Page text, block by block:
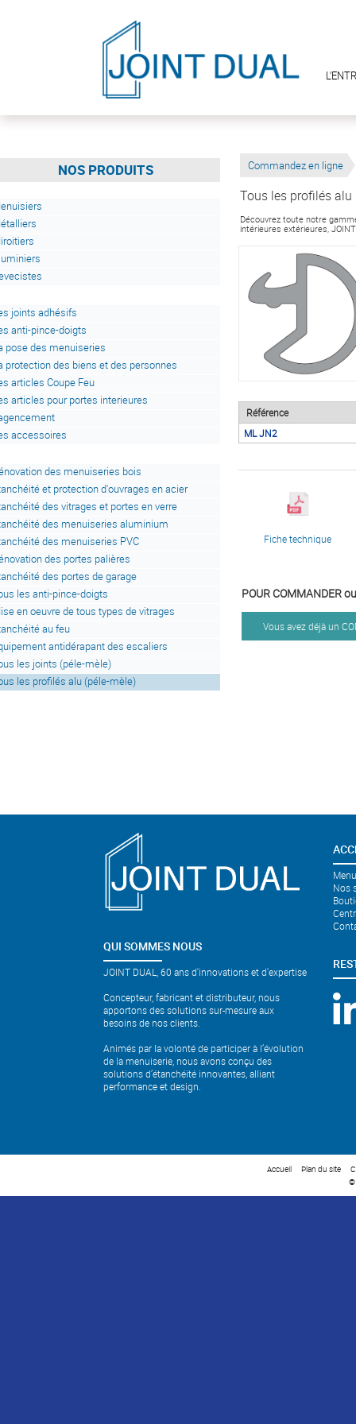
NOS PRODUITS
joints adhésifs
anti-pince-doigts
pose des menuiseries
protection des biens et des personnes
articles Coupe Feu
articles pour portes interieures
accessoires
des menuiseries bois
et protection d'ouvrages en acier
des vitrages et portes en verre
des menuiseries aluminium
des menuiseries PVC
des portes palières
des portes de garage
les anti-pince-doigts
en oeuvre de tous types de vitrages
au feu
antidérapant des escaliers
les joints (péle-mèle)
les profilés alu (péle-mèle)
Commandez en ligne
Tous les profilés alu
Découvrez toute notre
intérieures extérieures,
Référence
ML JN2
Fiche technique
POUR COMMANDER
Vous avez déjà un
QUI SOMMES NOUS
JOINT DUAL, 60 ans d'innovations et d'expertise
Concepteur, fabricant et distributeur, nous
apportons des solutions sur-mesure aux
besoins de nos clients.
Animés par la volonté de participer à l’évolution
de la menuiserie, nous avons conçu des
solutions d’étanchéité innovantes, alliant
performance et design.
Nos
Accueil Plan du site
©